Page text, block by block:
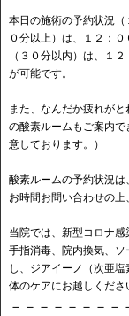
本日の施術の予約状況
０分以上）は、１２：
（３０分以内）は、１
が可能です。
また、なんだか疲れが
の酸素ルームもご案内
意しております。）
酸素ルームの予約状況は
お時間お問い合わせの上
当院では、新型コロナ感
手指消毒、院内換気、
し、ジアイーノ（次亜
体のケアにお越しくださ
－－－－－－－－